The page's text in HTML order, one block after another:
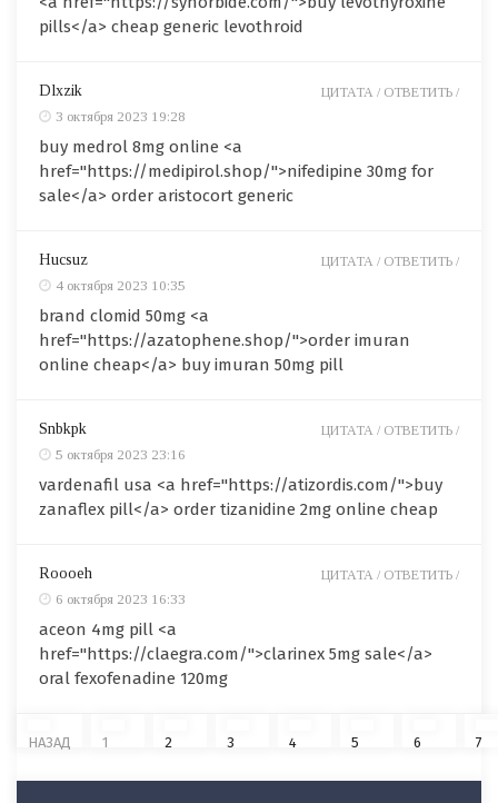
pills</a> cheap generic levothroid
Dlxzik
3 октября 2023 19:28
buy medrol 8mg online <a
href="https://medipirol.shop/">nifedipine 30mg for
sale</a> order aristocort generic
ЦИТАТА / ОТВЕТИТЬ /
Hucsuz
4 октября 2023 10:35
brand clomid 50mg <a
href="https://azatophene.shop/">order imuran
online cheap</a> buy imuran 50mg pill
ЦИТАТА / ОТВЕТИТЬ /
Snbkpk
5 октября 2023 23:16
vardenafil usa <a href="https://atizordis.com/">buy
zanaflex pill</a> order tizanidine 2mg online cheap
ЦИТАТА / ОТВЕТИТЬ /
Roooeh
6 октября 2023 16:33
aceon 4mg pill <a
href="https://claegra.com/">clarinex 5mg sale</a>
oral fexofenadine 120mg
ЦИТАТА / ОТВЕТИТЬ /
НАЗАД 1 2 3 4 5 6 7